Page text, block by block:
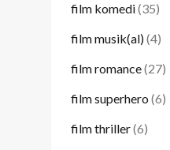
film komedi(35)
film musik(al)(4)
film romance(27)
film superhero (6)
film thriller(6)